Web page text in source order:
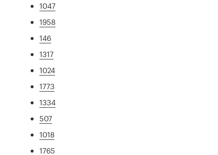
1047
1958
146
1317
1024
1773
1334
507
1018
1765